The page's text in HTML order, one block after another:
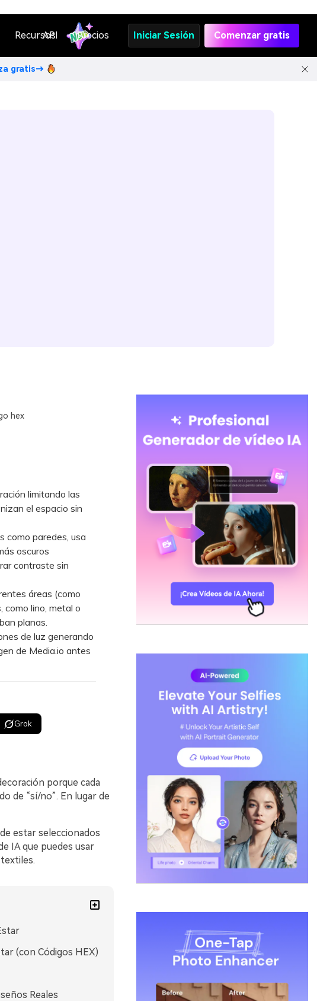
Recursos
API Precios Iniciar Sesión Comenzar gratis
gratis→
hex
limitando las
el espacio sin
como paredes, usa
oscuros
contraste sin
áreas (como
como lino, metal o
planas.
de luz generando
de Media.io antes
Grok
porque cada
de “sí/no”. En lugar de
estar seleccionados
IA que puedes usar
(con Códigos HEX)
Reales